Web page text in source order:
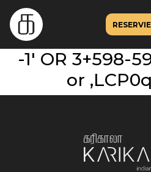
-1′ OR 3+598-
or